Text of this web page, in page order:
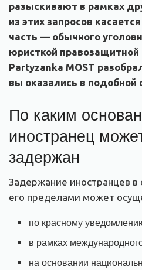
разыскивают в рамках
из этих запросов
часть — обычного
юристкой
Partyzanka MOST
вы оказались в подобной
По каким
иностранец
задержан
Задержание иностранцев в
его пределами может
по красному
в рамках
на основании